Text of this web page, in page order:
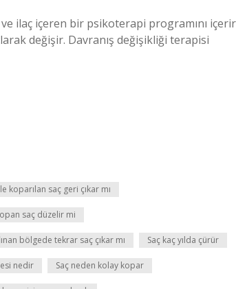
ve ilaç içeren bir psikoterapi programını
değişir. Davranış değişikliği terapisi
koparılan saç geri çıkar mı
saç düzelir mi
bölgede tekrar saç çıkar mı Saç kaç yılda çürür
nedir Saç neden kolay kopar